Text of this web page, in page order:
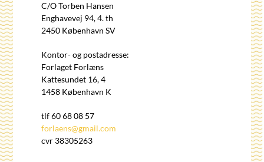
C/O Torben Hansen
Enghavevej 94, 4. th
2450 København SV
Kontor- og postadresse:
Forlaget Forlæns
Kattesundet 16, 4
1458 København K
tlf 60 68 08 57
forlaens@gmail.com
cvr 38305263